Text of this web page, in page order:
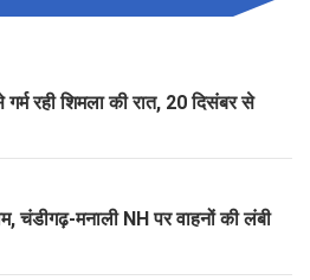
रही शिमला की रात, 20 दिसंबर से
चंडीगढ़-मनाली NH पर वाहनों की लंबी